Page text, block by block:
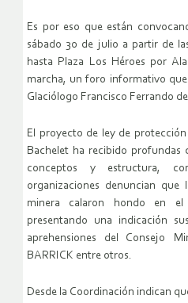
Es por eso que están
sábado 30 de julio a partir de
hasta Plaza Los Héroes por
marcha, un foro informativo
Glaciólogo Francisco Ferrando
El proyecto de ley de
Bachelet ha recibido
conceptos y estructura,
organizaciones denuncian que
minera calaron hondo en
presentando una indicación
aprehensiones del Consejo
BARRICK entre otros.
Desde la Coordinación indican